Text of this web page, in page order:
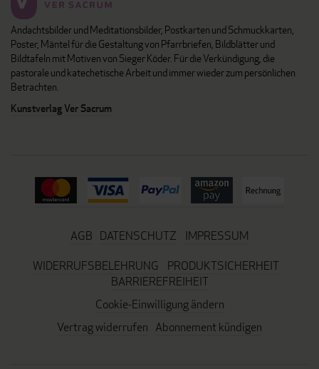
Andachtsbilder und Meditationsbilder, Postkarten und Schmuckkarten,
Poster, Mäntel für die Gestaltung von Pfarrbriefen, Bildblätter und
Bildtafeln mit Motiven von Sieger Köder. Für die Verkündigung, die
pastorale und katechetische Arbeit und immer wieder zum persönlichen
Betrachten.
Kunstverlag Ver Sacrum
AGB DATENSCHUTZ
IMPRESSUM
WIDERRUFSBELEHRUNG
PRODUKTSICHERHEIT
BARRIEREFREIHEIT
Cookie-Einwilligung ändern
Vertrag widerrufen Abonnement kündigen